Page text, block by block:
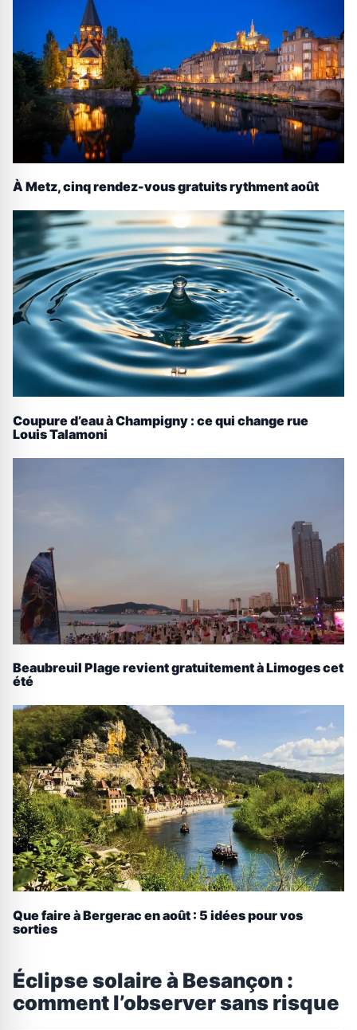
À Metz, cinq rendez-vous gratuits rythment août
Coupure d’eau à Champigny : ce qui change rue
Louis Talamoni
Beaubreuil Plage revient gratuitement à Limoges cet
été
Que faire à Bergerac en août : 5 idées pour vos
sorties
Éclipse solaire à Besançon :
comment l’observer sans risque